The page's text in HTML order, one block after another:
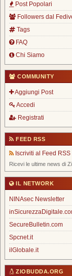
Post Popolari
Followers dal
Tags
FAQ
Chi Siamo
COMMUNITY
Aggiungi Post
Accedi
Registrati
FEED RSS
Iscriviti al Feed RSS
Ricevi le ultime news di
IL NETWORK
NINAsec Newsletter
SecureBulletin.com
Spcnet.it
ilGlobale.it
ZIOBUDDA.ORG